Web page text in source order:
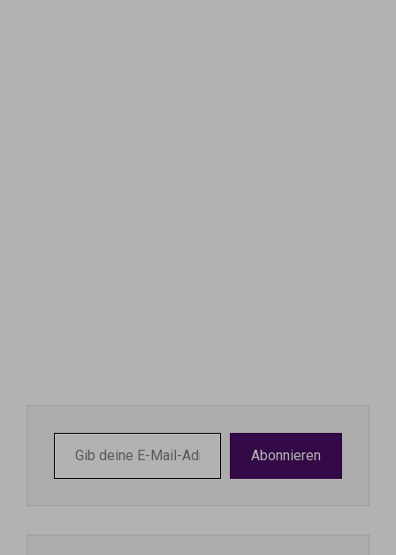
deine
E-
Abonnieren